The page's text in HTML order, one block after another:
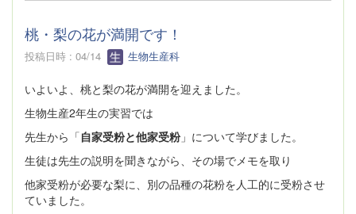
桃・梨の花が満開です！
投稿日時 : 04/14 生物生産科
いよいよ、桃と梨の花が満開を迎えました。
生物生産2年生の実習では
先生から「自家受粉と他家受粉」について学びました。
生徒は先生の説明を聞きながら、その場でメモを取り
他家受粉が必要な梨に、別の品種の花粉を人工的に受粉させ
ていました。